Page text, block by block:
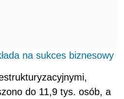
na sukces biznesowy
do 11,9 tys. osób, a